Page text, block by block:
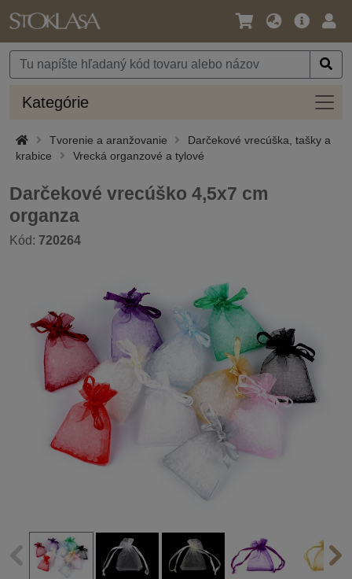
Jazyk
Mena
Hlavná
Kategórie
Tvorenie a aranžovanie
Darčekové vrecúška, tašky a
krabice
Vrecká organzové a tylové
Darčekové vrecúško 4,5x7 cm
organza
Kód: 720264